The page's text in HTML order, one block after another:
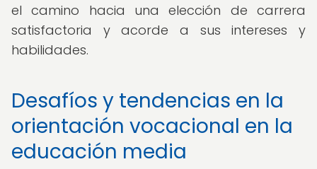
el camino hacia una elección de carrera
satisfactoria y acorde a sus intereses y
habilidades.
Desafíos y tendencias en la
orientación vocacional en la
educación media